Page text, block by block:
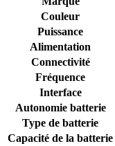
Couleur
Puissance
Alimentation
Connectivité
Fréquence
Interface
Autonomie batterie
Type de batterie
Capacité de la batterie